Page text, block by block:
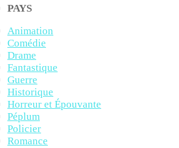
PAYS
Animation
Comédie
Drame
Fantastique
Guerre
Historique
Horreur et Épouvante
Péplum
Policier
Romance